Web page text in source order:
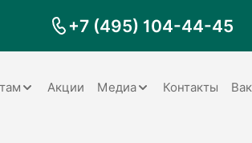
+7 (495) 104-44-45
Акции Медиа Контакты